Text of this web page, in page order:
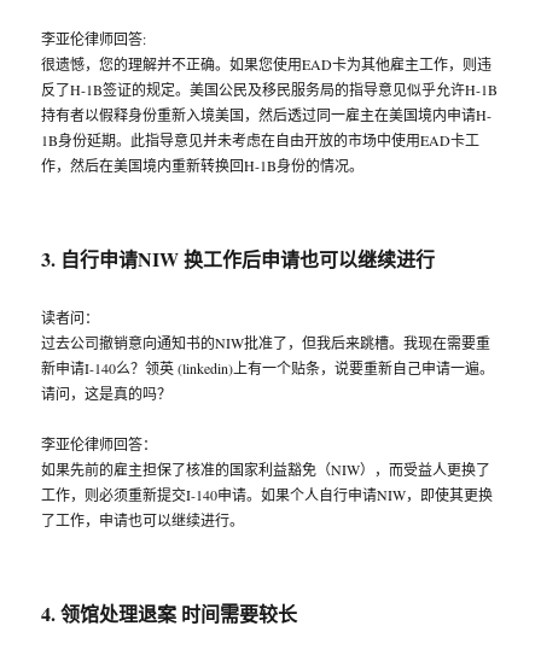
李亚伦律师回答:
很遗憾，您的理解并不正确。如果您使用EAD卡为其他雇主工作，则违
反了H-1B签证的规定。美国公民及移民服务局的指导意见似乎允许H-1B
持有者以假释身份重新入境美国，然后透过同一雇主在美国境内申请H-
1B身份延期。此指导意见并未考虑在自由开放的市场中使用EAD卡工
作，然后在美国境内重新转换回H-1B身份的情况。
3. 自行申请NIW 换工作后申请也可以继续进行
读者问：
过去公司撤销意向通知书的NIW批准了，但我后来跳槽。我现在需要重
新申请I-140么？领英 (linkedin)上有一个贴条，说要重新自己申请一遍。
请问，这是真的吗？
李亚伦律师回答：
如果先前的雇主担保了核准的国家利益豁免（NIW），而受益人更换了
工作，则必须重新提交I-140申请。如果个人自行申请NIW，即使其更换
了工作，申请也可以继续进行。
4. 领馆处理退案 时间需要较长